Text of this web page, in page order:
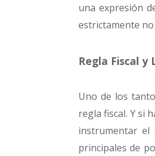
una expresión
estrictamente
Regla Fiscal y
Uno de los
regla fiscal. Y si
instrumentar el
principales de